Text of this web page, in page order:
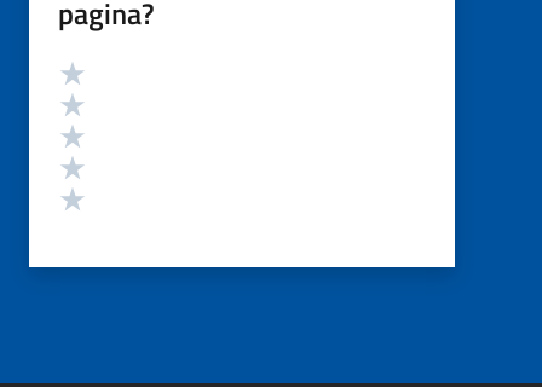
pagina?
Valutazione